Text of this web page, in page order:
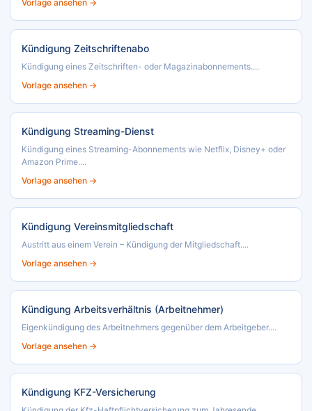
Vorlage ansehen →
Kündigung Zeitschriftenabo
Kündigung eines Zeitschriften- oder Magazinabonnements....
Vorlage ansehen →
Kündigung Streaming-Dienst
Kündigung eines Streaming-Abonnements wie Netflix, Disney+ oder
Amazon Prime....
Vorlage ansehen →
Kündigung Vereinsmitgliedschaft
Austritt aus einem Verein – Kündigung der Mitgliedschaft....
Vorlage ansehen →
Kündigung Arbeitsverhältnis (Arbeitnehmer)
Eigenkündigung des Arbeitnehmers gegenüber dem Arbeitgeber....
Vorlage ansehen →
Kündigung KFZ-Versicherung